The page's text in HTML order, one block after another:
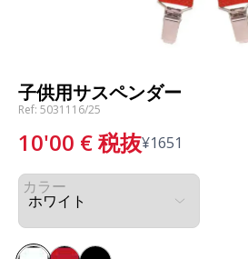
子供用サスペンダー
Ref: 5031116/25
10'00 €税抜¥1651
カラー